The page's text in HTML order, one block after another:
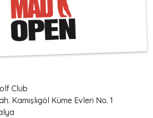
Club
Kamışlıgöl Küme Evleri No. 1